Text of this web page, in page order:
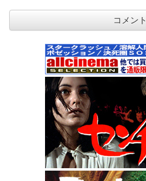
コメント